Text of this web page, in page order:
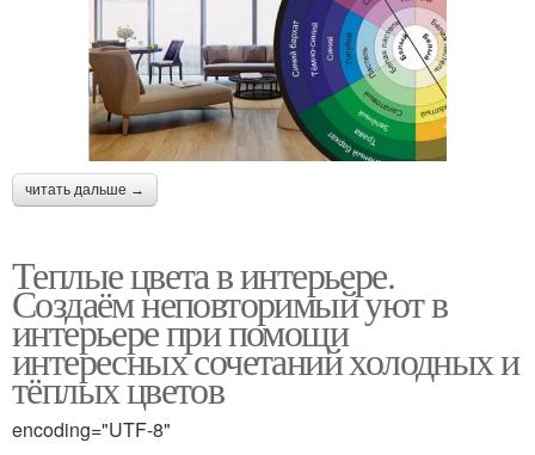
читать дальше →
Теплые цвета в интерьере.
Создаём неповторимый уют в
интерьере при помощи
интересных сочетаний холодных и
тёплых цветов
encoding="UTF-8"